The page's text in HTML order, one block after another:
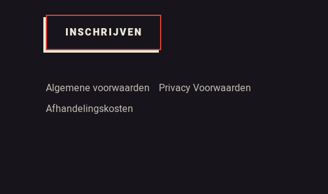
INSCHRIJVEN
Algemene voorwaarden
Privacy Voorwaarden
Afhandelingskosten